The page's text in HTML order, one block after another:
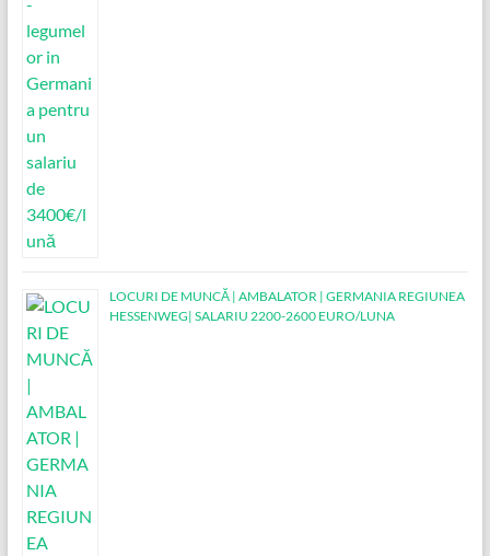
LOCURI DE MUNCĂ | AMBALATOR | GERMANIA REGIUNEA
HESSENWEG| SALARIU 2200-2600 EURO/LUNA